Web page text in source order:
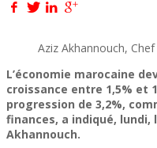
Aziz Akhannouch,
L’économie marocaine
croissance entre 1,5% et
progression de 3,2%,
finances, a indiqué, lundi,
Akhannouch.